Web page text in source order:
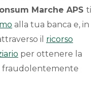
Marche APS ti
alla tua banca e, in
il ricorso
per ottenere la
fraudolentemente